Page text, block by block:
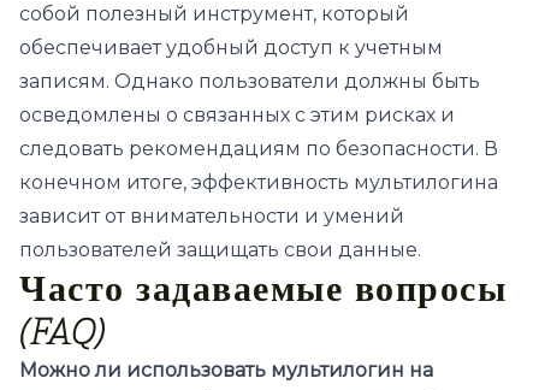
собой полезный инструмент, который
обеспечивает удобный доступ к учетным
записям. Однако пользователи должны быть
осведомлены о связанных с этим рисках и
следовать рекомендациям по безопасности. В
конечном итоге, эффективность мультилогина
зависит от внимательности и умений
пользователей защищать свои данные.
Часто задаваемые вопросы
(FAQ)
Можно ли использовать мультилогин на